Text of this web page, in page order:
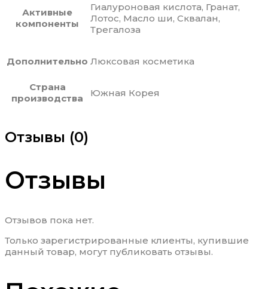
Активные
компоненты
Гиалуроновая кислота, Гранат,
Лотос, Масло ши, Сквалан,
Трегалоза
Дополнительно Люксовая косметика
Страна
производства
Южная Корея
Отзывы (0)
Отзывы
Отзывов пока нет.
Только зарегистрированные клиенты, купившие
данный товар, могут публиковать отзывы.